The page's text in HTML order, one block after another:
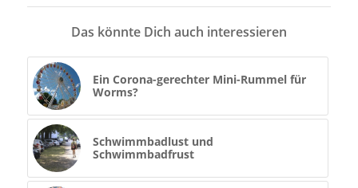
Das könnte Dich auch interessieren
Ein Corona-gerechter Mini-Rummel für
Worms?
Schwimmbadlust und
Schwimmbadfrust